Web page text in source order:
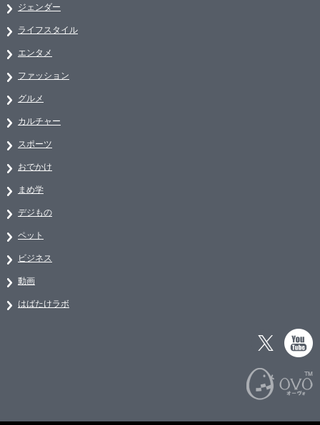
ジェンダー
ライフスタイル
エンタメ
ファッション
グルメ
カルチャー
スポーツ
おでかけ
まめ学
デジもの
ペット
ビジネス
動画
はばたけラボ